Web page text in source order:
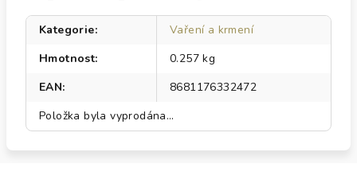
Kategorie:
Vaření a krmení
Hmotnost:
0.257 kg
EAN:
8681176332472
Položka byla vyprodána…